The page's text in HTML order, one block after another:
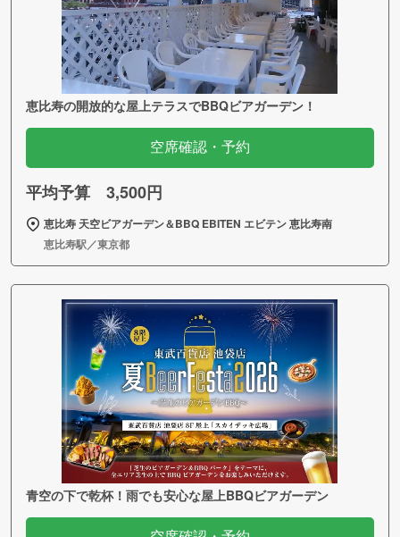
恵比寿の開放的な屋上テラスでBBQビアガーデン！
空席確認・予約
平均予算 3,500円
恵比寿 天空ビアガーデン＆BBQ EBITEN エビテン 恵比寿南
恵比寿駅／東京都
青空の下で乾杯！雨でも安心な屋上BBQビアガーデン